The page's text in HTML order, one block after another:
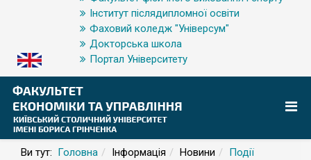
Інститут післядипломної освіти
Фаховий коледж "Універсум"
Докторська школа
Портал Університету
Ви тут: Головна Інформація Новини
Події